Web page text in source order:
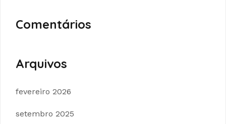
Comentários
Arquivos
fevereiro 2026
setembro 2025